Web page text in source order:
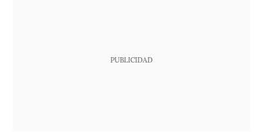
PUBLICIDAD